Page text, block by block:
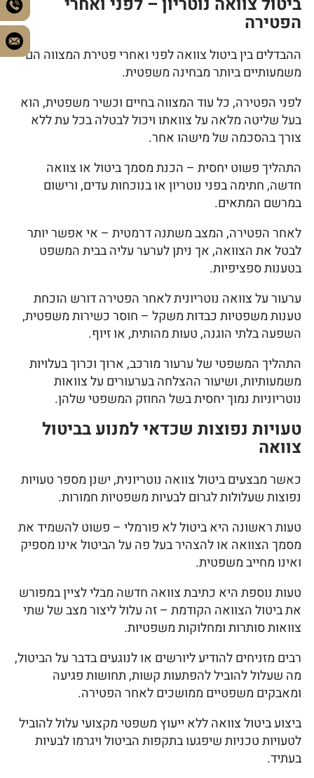
הפטירה
ההבדלים בין ביטול צוואה לפני ואחרי פטירת המצווה הם
משמעותיים ביותר מבחינה משפטית.
לפני הפטירה, כל עוד המצווה בחיים וכשיר משפטית, הוא
בעל שליטה מלאה על צוואתו ויכול לבטלה בכל עת ללא
צורך בהסכמה של מישהו אחר.
התהליך פשוט יחסית – הכנת מסמך ביטול או צוואה
חדשה, חתימה בפני נוטריון או בנוכחות עדים, ורישום
במרשם המתאים.
לאחר הפטירה, המצב משתנה דרמטית – אי אפשר יותר
לבטל את הצוואה, אך ניתן לערער עליה בבית המשפט
בטענות ספציפיות.
ערעור על צוואה נוטריונית לאחר הפטירה דורש הוכחת
טענות משפטיות כבדות משקל – חוסר כשירות משפטית,
השפעה בלתי הוגנה, טעות מהותית, או זיוף.
התהליך המשפטי של ערעור מורכב, ארוך וכרוך בעלויות
משמעותיות, ושיעור ההצלחה בערעורים על צוואות
נוטריוניות נמוך יחסית בשל החוזק המשפטי שלהן.
טעויות נפוצות שכדאי למנוע בביטול
צוואה
כאשר מבצעים ביטול צוואה נוטריונית, ישנן מספר טעויות
נפוצות שעלולות לגרום לבעיות משפטיות חמורות.
טעות ראשונה היא ביטול לא פורמלי – פשוט להשמיד את
מסמך הצוואה או להצהיר בעל פה על הביטול אינו מספיק
ואינו מחייב משפטית.
טעות נוספת היא כתיבת צוואה חדשה מבלי לציין במפורש
את ביטול הצוואה הקודמת – זה עלול ליצור מצב של שתי
צוואות סותרות ומחלוקות משפטיות.
רבים מזניחים להודיע ליורשים או לנוגעים בדבר על הביטול,
מה שעלול להוביל להפתעות קשות, תחושות פגיעה
ומאבקים משפטיים ממושכים לאחר הפטירה.
ביצוע ביטול צוואה ללא ייעוץ משפטי מקצועי עלול להוביל
לטעויות טכניות שיפגעו בתקפות הביטול ויגרמו לבעיות
בעתיד.